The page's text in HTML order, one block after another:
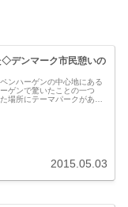
デンマーク市民憩いの
ンハーゲンの中心地にある
ゲンで驚いたことの一つ
場所にテーマパークがある
2015.05.03